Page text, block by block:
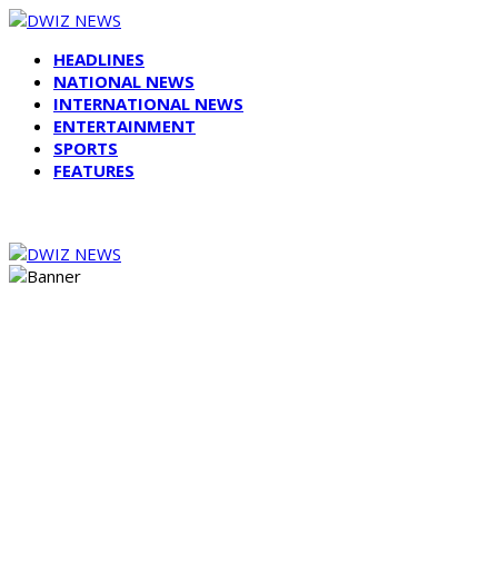
HEADLINES
NATIONAL NEWS
INTERNATIONAL NEWS
ENTERTAINMENT
SPORTS
FEATURES